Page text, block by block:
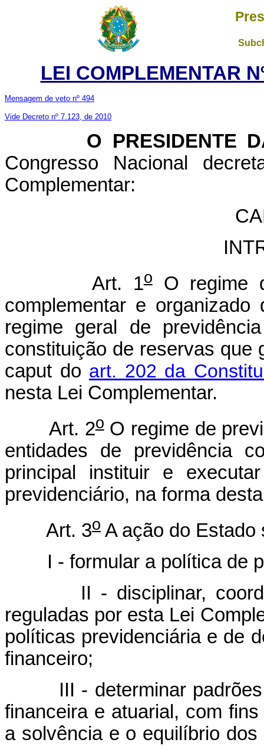
LEI COMPLEMENTAR
Mensagem de veto nº 494
Vide Decreto nº 7.123, de 2010
O PRESIDENTE DA
Congresso Nacional
Complementar:
Art. 1oO regime
complementar e
regime geral de
constituição de reservas que
caput do art. 202 da
nesta Lei Complementar.
Art. 2oO regime de
entidades de previdência
principal instituir e
previdenciário, na forma
Art. 3o A ação do Estado
I - formular a política de
II - disciplinar,
reguladas por esta Lei
políticas previdenciária e de
financeiro;
III - determinar padrões
financeira e atuarial, com
a solvência e o equilíbrio